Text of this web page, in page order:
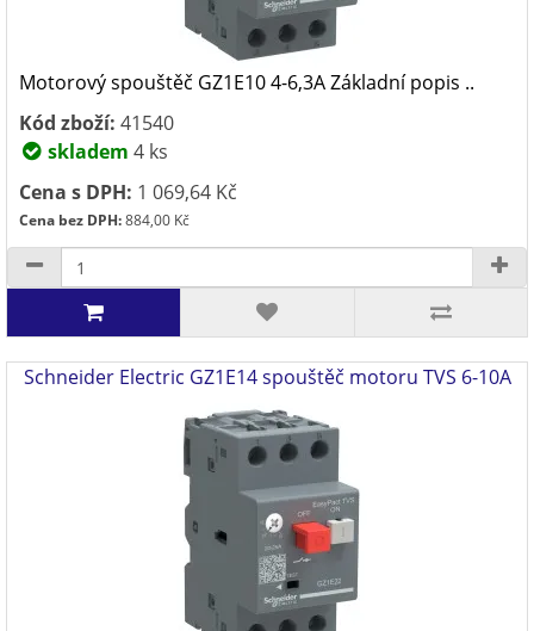
Motorový spouštěč GZ1E10 4-6,3A Základní popis ..
Kód zboží: 41540
skladem 4 ks
Cena s DPH: 1 069,64 Kč
Cena bez DPH:884,00 Kč
Schneider Electric GZ1E14 spouštěč motoru TVS 6-10A